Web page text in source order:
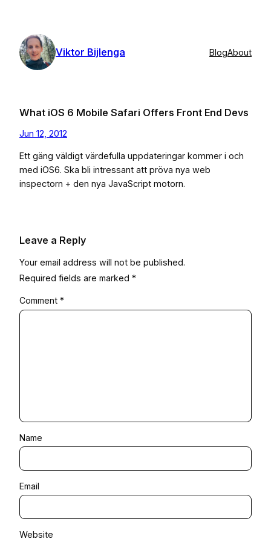
content
Viktor Bijlenga BlogAbout
What iOS 6 Mobile Safari Offers Front End Devs
Jun 12, 2012
Ett gäng väldigt värdefulla uppdateringar kommer i och
med iOS6. Ska bli intressant att pröva nya web
inspectorn + den nya JavaScript motorn.
Leave a Reply
Your email address will not be published.
Required fields are marked *
Comment *
Name
Email
Website